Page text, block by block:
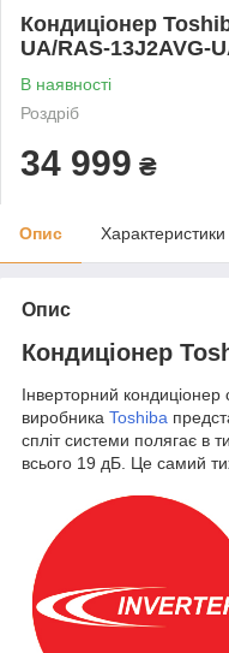
Кондиціонер
UA/RAS-13J2AVG-
В наявності
Роздріб
34 999 ₴
Опис Характеристики
Опис
Кондиціонер
Інверторний кондиціонер
виробника Toshiba
спліт системи полягає в
всього 19 дБ. Це самий